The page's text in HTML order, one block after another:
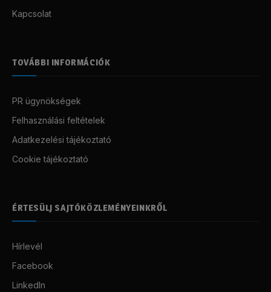
Kapcsolat
TOVÁBBI INFORMÁCIÓK
PR ügynökségek
Felhasználási feltételek
Adatkezelési tájékoztató
Cookie tájékoztató
ÉRTESÜLJ SAJTÓKÖZLEMÉNYEINKRŐL
Hírlevél
Facebook
LinkedIn